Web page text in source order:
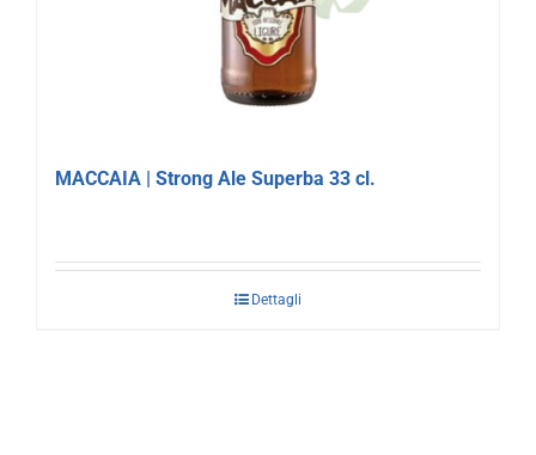
MACCAIA | Strong Ale Superba 33 cl.
Dettagli